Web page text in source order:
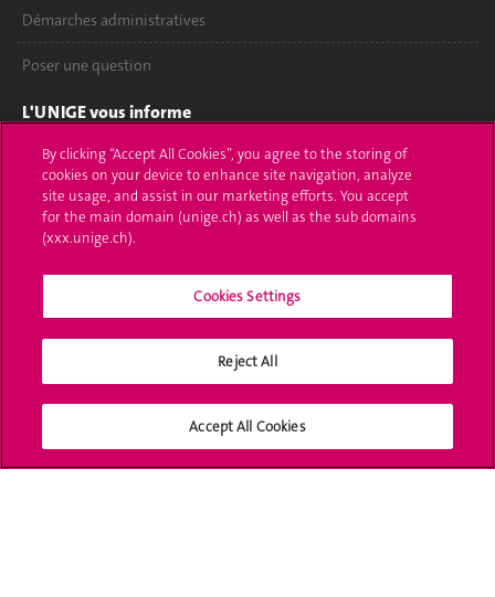
Démarches administratives
Poser une question
L'UNIGE vous informe
UNIGE Mobile
Médias
Offres d'emploi
Calendrier académique
Médias sociaux UNIGE
By clicking “Accept All Cookies”, you agree to the storing of
cookies on your device to enhance site navigation, analyze
site usage, and assist in our marketing efforts. You accept
for the main domain (unige.ch) as well as the sub domains
(xxx.unige.ch).
Cookies Settings
Reject All
Accept All Cookies